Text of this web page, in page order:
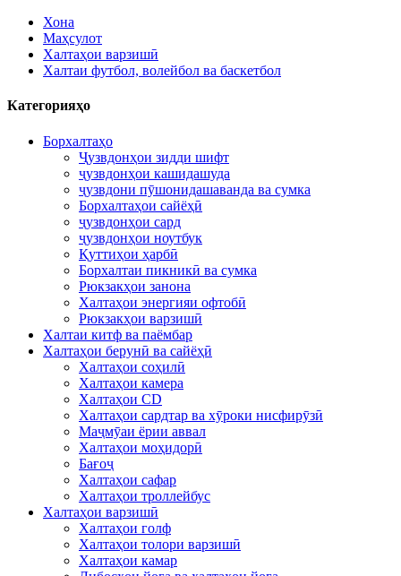
Хона
Маҳсулот
Халтаҳои варзишӣ
Халтаи футбол, волейбол ва баскетбол
Категорияҳо
Борхалтаҳо
Ҷузвдонҳои зидди шифт
ҷузвдонҳои кашидашуда
ҷузвдони пӯшонидашаванда ва сумка
Борхалтаҳои сайёҳӣ
ҷузвдонҳои сард
ҷузвдонҳои ноутбук
Қуттиҳои ҳарбӣ
Борхалтаи пикникӣ ва сумка
Рюкзакҳои занона
Халтаҳои энергияи офтобӣ
Рюкзакҳои варзишӣ
Халтаи китф ва паёмбар
Халтаҳои берунӣ ва сайёҳӣ
Халтаҳои соҳилӣ
Халтаҳои камера
Халтаҳои CD
Халтаҳои сардтар ва хӯроки нисфирӯзӣ
Маҷмӯаи ёрии аввал
Халтаҳои моҳидорӣ
Бағоҷ
Халтаҳои сафар
Халтаҳои троллейбус
Халтаҳои варзишӣ
Халтаҳои голф
Халтаҳои толори варзишӣ
Халтаҳои камар